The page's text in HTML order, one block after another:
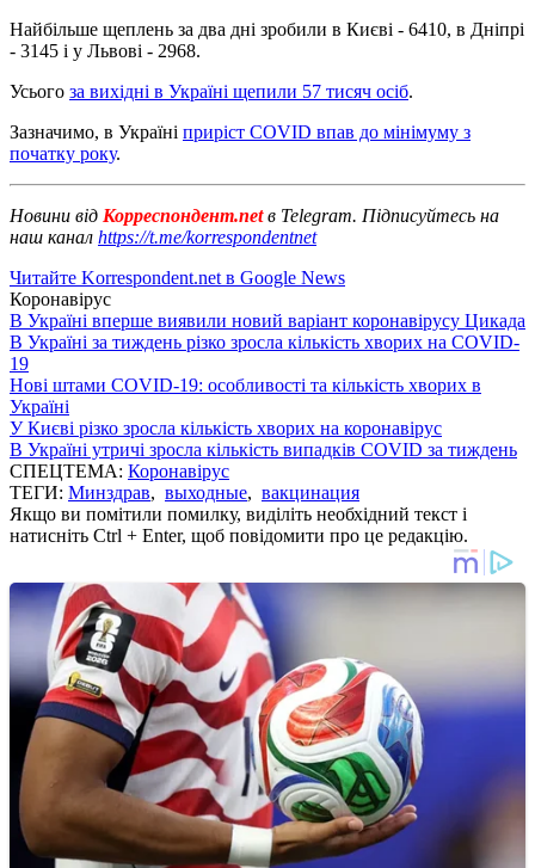
Найбільше щеплень за два дні зробили в Києві - 6410, в Дніпрі
- 3145 і у Львові - 2968.
Усього за вихідні в Україні щепили 57 тисяч осіб.
Зазначимо, в Україні приріст COVID впав до мінімуму з
початку року.
Новини від Корреспондент.netв Telegram. Підписуйтесь на
наш канал https://t.me/korrespondentnet
Читайте Korrespondent.net в Google News
Коронавірус
В Україні вперше виявили новий варіант коронавірусу Цикада
В Україні за тиждень різко зросла кількість хворих на COVID-
19
Нові штами COVID-19: особливості та кількість хворих в
Україні
У Києві різко зросла кількість хворих на коронавірус
В Україні утричі зросла кількість випадків COVID за тиждень
СПЕЦТЕМА: Коронавірус
ТЕГИ: Минздрав, выходные, вакцинация
Якщо ви помітили помилку, виділіть необхідний текст і
натисніть Ctrl + Enter, щоб повідомити про це редакцію.